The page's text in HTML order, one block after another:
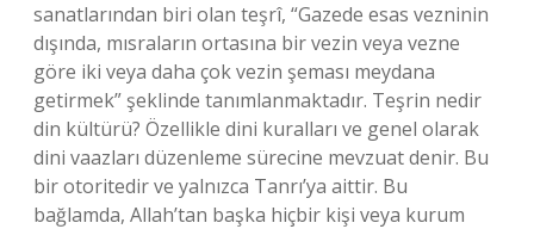
sanatlarından biri olan teşrî, “Gazede esas vezninin
dışında, mısraların ortasına bir vezin veya vezne
göre iki veya daha çok vezin şeması meydana
getirmek” şeklinde tanımlanmaktadır. Teşrin nedir
din kültürü? Özellikle dini kuralları ve genel olarak
dini vaazları düzenleme sürecine mevzuat denir. Bu
bir otoritedir ve yalnızca Tanrı’ya aittir. Bu
bağlamda, Allah’tan başka hiçbir kişi veya kurum